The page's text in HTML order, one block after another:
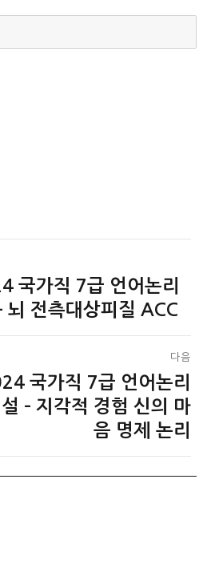
국가직 7급 언어논리
뇌 전측대상피질 ACC
다음
국가직 7급 언어논리
– 지각적 경험 신의 마
음 명제 논리